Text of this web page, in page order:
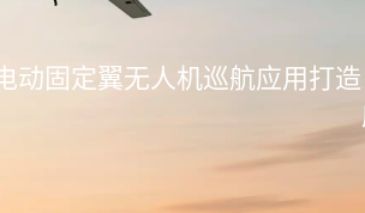
动固定翼无人机巡航应用打